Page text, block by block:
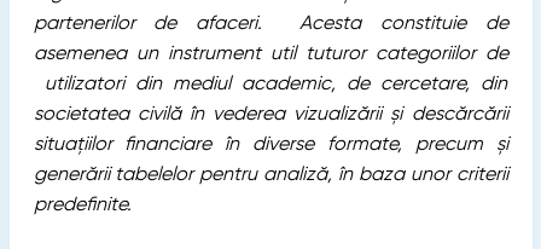
partenerilor de afaceri.
Acesta constituie de
asemenea un instrument util tuturor categoriilor de
utilizatori din mediul academic, de cercetare, din
societatea civilă în vederea vizualizării și descărcării
situațiilor financiare în diverse formate, precum și
generării tabelelor pentru analiză, în baza unor criterii
predefinite.